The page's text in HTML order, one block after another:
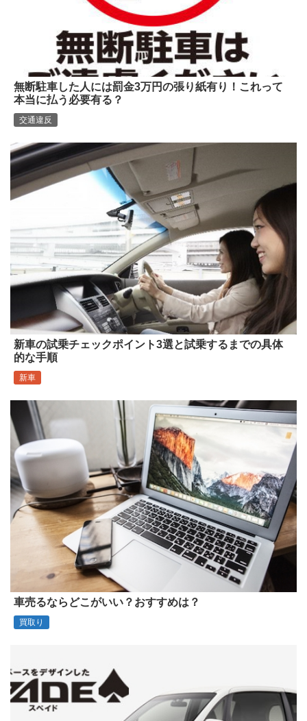
無断駐車した人には罰金3万円の張り紙有り！これって
本当に払う必要有る？
交通違反
新車の試乗チェックポイント3選と試乗するまでの具体
的な手順
新車
車売るならどこがいい？おすすめは？
買取り